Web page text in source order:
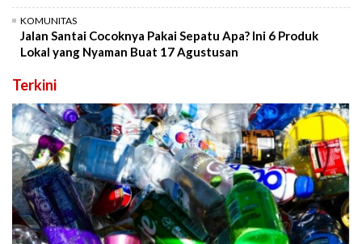
KOMUNITAS
Jalan Santai Cocoknya Pakai Sepatu Apa? Ini 6 Produk
Lokal yang Nyaman Buat 17 Agustusan
Terkini